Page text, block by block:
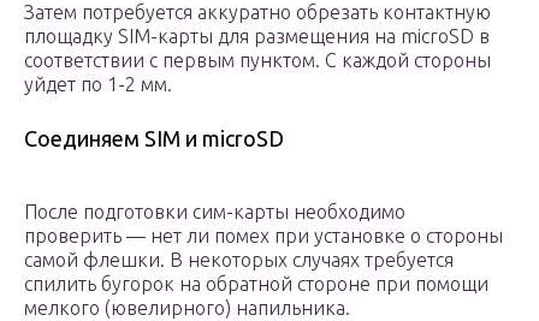
Затем потребуется аккуратно обрезать контактную
площадку SIM-карты для размещения на microSD в
соответствии с первым пунктом. С каждой стороны
уйдет по 1-2 мм.
Соединяем SIM и microSD
После подготовки сим-карты необходимо
проверить — нет ли помех при установке о стороны
самой флешки. В некоторых случаях требуется
спилить бугорок на обратной стороне при помощи
мелкого (ювелирного) напильника.